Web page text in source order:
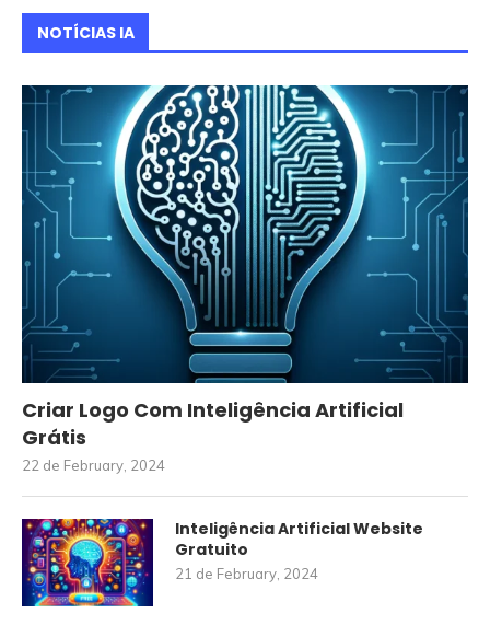
NOTÍCIAS IA
Criar Logo Com Inteligência Artificial
Grátis
22 de February, 2024
Inteligência Artificial Website
Gratuito
21 de February, 2024